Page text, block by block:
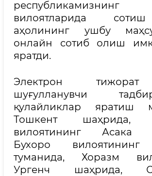
вилоятларида
аҳолининг ушбу
онлайн сотиб олиш
яратди.
Электрон
шуғулланувчи
қулайликлар яратиш
Тошкент шаҳрида,
вилоятининг Асака
Бухоро вилоятининг
туманида, Хоразм
Ургенч шаҳрида,